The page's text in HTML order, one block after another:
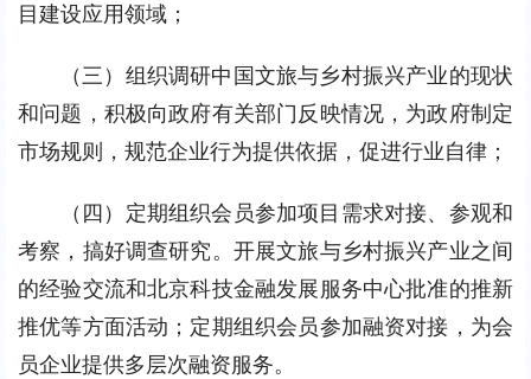
目建设应用领域；
（三）组织调研中国文旅与乡村振兴产业的现状
和问题，积极向政府有关部门反映情况，为政府制定
市场规则，规范企业行为提供依据，促进行业自律；
（四）定期组织会员参加项目需求对接、参观和
考察，搞好调查研究。开展文旅与乡村振兴产业之间
的经验交流和北京科技金融发展服务中心批准的推新
推优等方面活动；定期组织会员参加融资对接，为会
员企业提供多层次融资服务。